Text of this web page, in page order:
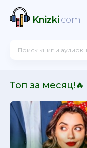
Knizki.com
Топ за месяц!🔥